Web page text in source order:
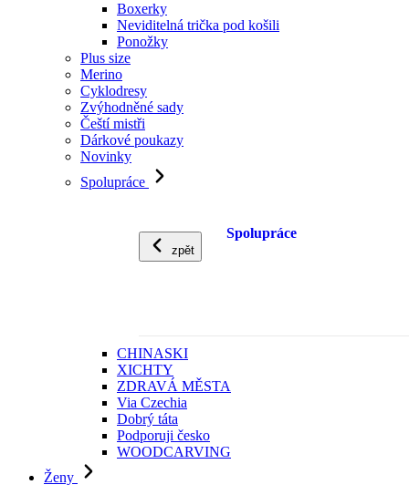
Boxerky
Neviditelná trička pod košili
Ponožky
Plus size
Merino
Cyklodresy
Zvýhodněné sady
Čeští mistři
Dárkové poukazy
Novinky
Spolupráce
zpět
Spolupráce
CHINASKI
XICHTY
ZDRAVÁ MĚSTA
Via Czechia
Dobrý táta
Podporuji česko
WOODCARVING
Ženy